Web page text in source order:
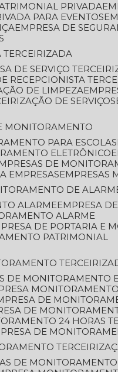
PRIVADA
PARA EVENTOS
EMPRESA DE
TERCEIRIZADA
DE SERVIÇO
RECEPCIONISTA
DE LIMPEZA
DE SERVIÇOS
MONITORAMENTO
PARA ESCOLAS
ELETRÔNICO
EMPRESAS DE
EMPRESAS
DE
ALARME
EMPRESA
ALARME
DE PORTARIA E
PATRIMONIAL
DE
DE
DE
24 HORAS
DE
DE